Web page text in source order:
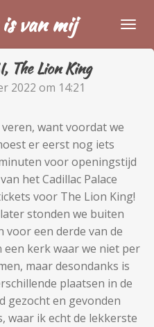
van mij
The Lion King
2022 om 14:21
want voordat we
er eerst nog iets
voor openingstijd
het Cadillac Palace
voor The Lion King!
stonden we buiten
voor een derde van de
een kerk waar we niet per
maar desondanks is
plaatsen in de
gezocht en gevonden
waar ik echt de lekkerste